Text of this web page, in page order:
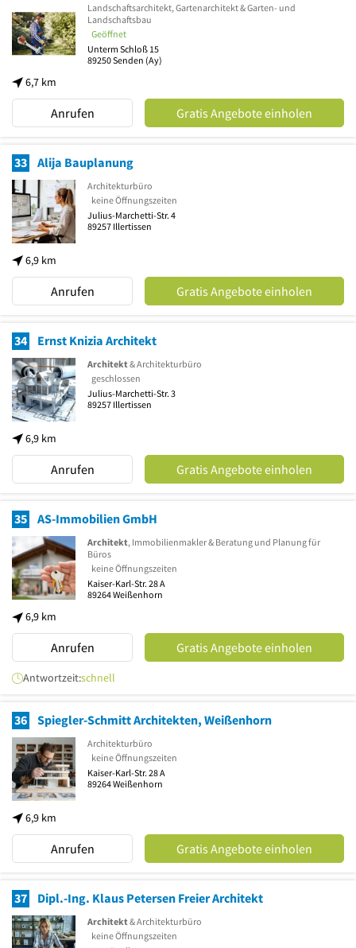
6,7 km
Landschaftsarchitekt, Gartenarchitekt & Garten- und
Landschaftsbau
Geöffnet
Unterm Schloß 15
89250Senden (Ay)
Anrufen Gratis Angebote einholen
33 Alija Bauplanung
6,9 km
Architekturbüro
keine Öffnungszeiten
Julius-Marchetti-Str. 4
89257 Illertissen
Anrufen Gratis Angebote einholen
34 Ernst Knizia Architekt
6,9 km
Architekt& Architekturbüro
geschlossen
Julius-Marchetti-Str. 3
89257 Illertissen
Anrufen Gratis Angebote einholen
35 AS-Immobilien GmbH
6,9 km
Architekt, Immobilienmakler & Beratung und Planung für
Büros
keine Öffnungszeiten
Kaiser-Karl-Str. 28 A
89264Weißenhorn
Anrufen Gratis Angebote einholen
Antwortzeit:schnell
36 Spiegler-Schmitt Architekten, Weißenhorn
6,9 km
Architekturbüro
keine Öffnungszeiten
Kaiser-Karl-Str. 28 A
89264Weißenhorn
Anrufen Gratis Angebote einholen
37 Dipl.-Ing. Klaus Petersen Freier Architekt
Architekt& Architekturbüro
keine Öffnungszeiten